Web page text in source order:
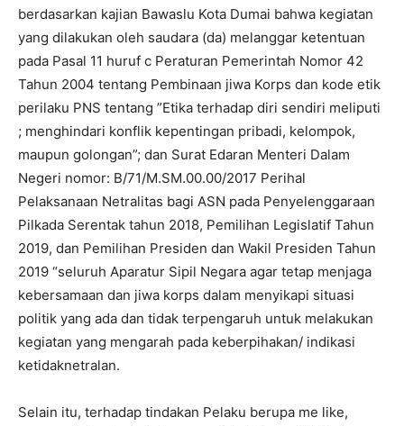
berdasarkan kajian Bawaslu Kota Dumai bahwa kegiatan
yang dilakukan oleh saudara (da) melanggar ketentuan
pada Pasal 11 huruf c Peraturan Pemerintah Nomor 42
Tahun 2004 tentang Pembinaan jiwa Korps dan kode etik
perilaku PNS tentang ”Etika terhadap diri sendiri meliputi
; menghindari konflik kepentingan pribadi, kelompok,
maupun golongan”; dan Surat Edaran Menteri Dalam
Negeri nomor: B/71/M.SM.00.00/2017 Perihal
Pelaksanaan Netralitas bagi ASN pada Penyelenggaraan
Pilkada Serentak tahun 2018, Pemilihan Legislatif Tahun
2019, dan Pemilihan Presiden dan Wakil Presiden Tahun
2019 “seluruh Aparatur Sipil Negara agar tetap menjaga
kebersamaan dan jiwa korps dalam menyikapi situasi
politik yang ada dan tidak terpengaruh untuk melakukan
kegiatan yang mengarah pada keberpihakan/ indikasi
ketidaknetralan.
Selain itu, terhadap tindakan Pelaku berupa me like,